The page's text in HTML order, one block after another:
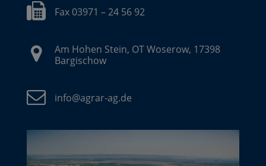
Fax 03971 – 24 56 92
Am Hohen Stein, OT Woserow, 17398
Bargischow
info@agrar-ag.de